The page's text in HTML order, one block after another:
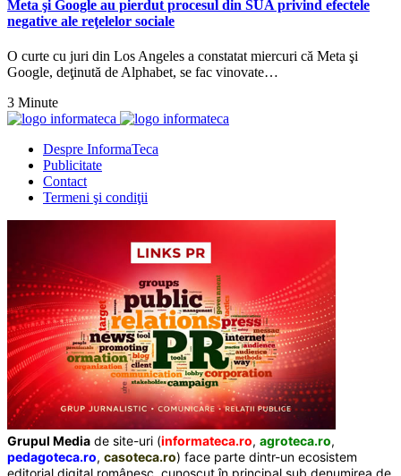
Meta şi Google au pierdut procesul din SUA privind efectele
negative ale reţelelor sociale
O curte cu juri din Los Angeles a constatat miercuri că Meta şi
Google, deţinută de Alphabet, se fac vinovate…
3 Minute
Despre InformaTeca
Publicitate
Contact
Termeni şi condiţii
Grupul Media de site-uri (informateca.ro, agroteca.ro,
pedagoteca.ro, casoteca.ro) face parte dintr-un ecosistem
editorial digital românesc, cunoscut în principal sub denumirea de